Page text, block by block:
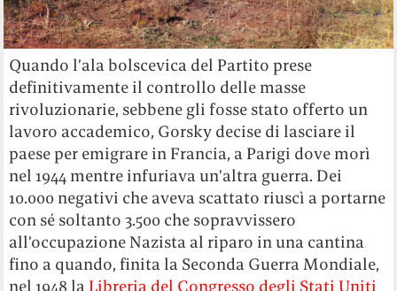
Quando l’ala bolscevica del Partito prese
definitivamente il controllo delle masse
rivoluzionarie, sebbene gli fosse stato offerto un
lavoro accademico, Gorsky decise di lasciare il
paese per emigrare in Francia, a Parigi dove morì
nel 1944 mentre infuriava un’altra guerra. Dei
10.000 negativi che aveva scattato riuscì a portarne
con sé soltanto 3.500 che sopravvissero
all’occupazione Nazista al riparo in una cantina
fino a quando, finita la Seconda Guerra Mondiale,
nel 1948 la Libreria del Congresso degli Stati Uniti